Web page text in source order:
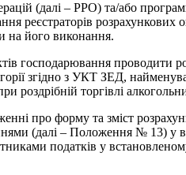
(далі – РРО) та/або
розрахункових
на його виконання.
господарювання проводити
згідно з УКТ ЗЕД,
роздрібній торгівлі
про форму та зміст
(далі – Положення № 13) у
податків у